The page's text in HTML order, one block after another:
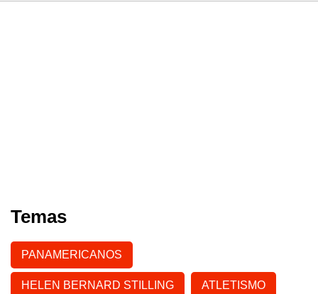
Temas
PANAMERICANOS
HELEN BERNARD STILLING ATLETISMO